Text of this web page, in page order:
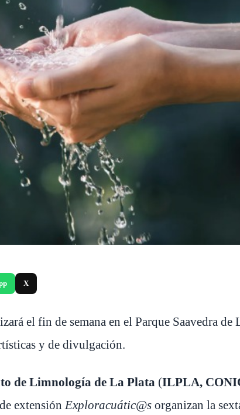
X
el fin de semana en el Parque Saavedra de
y de divulgación.
de Limnología de La Plata (ILPLA,
extensiónExploracuátic@s organizan la